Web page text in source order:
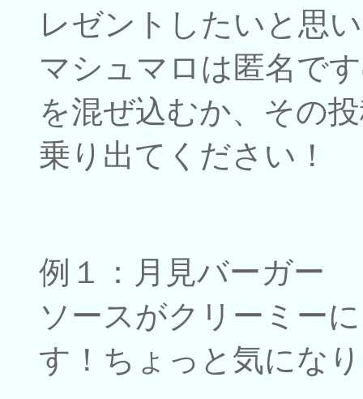
レゼントしたいと思
マシュマロは匿名で
を混ぜ込むか、その
乗り出てください！
例１：月見バーガー
ソースがクリーミー
す！ちょっと気にな